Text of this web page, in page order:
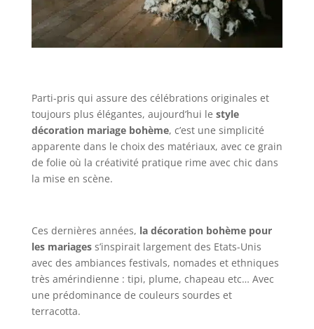
Parti-pris qui assure des célébrations originales et
toujours plus élégantes, aujourd’hui le style
décoration mariage bohème, c’est une simplicité
apparente dans le choix des matériaux, avec ce grain
de folie où la créativité pratique rime avec chic dans
la mise en scène.
Ces dernières années, la décoration bohème pour
les mariagess’inspirait largement des Etats-Unis
avec des ambiances festivals, nomades et ethniques
très amérindienne : tipi, plume, chapeau etc… Avec
une prédominance de couleurs sourdes et
terracotta.